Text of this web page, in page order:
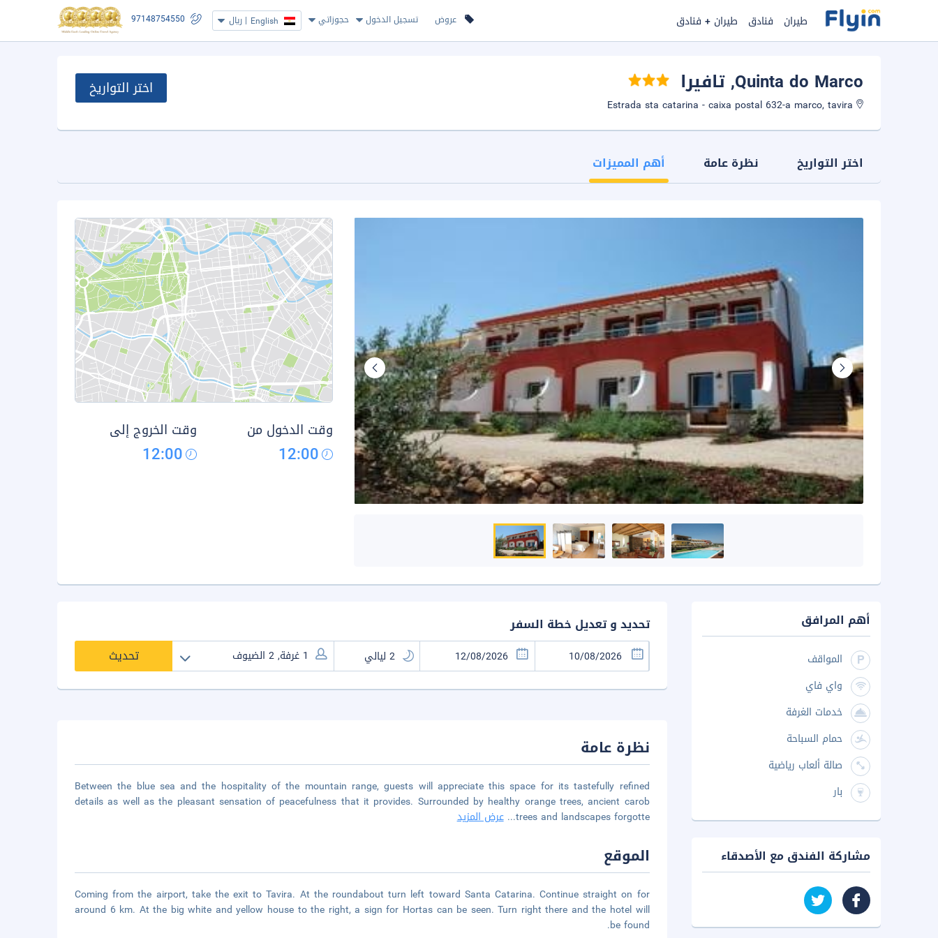
عروض تسجيل الدخول حجوزاتي English
| ريال 97148754550 طيران فنادق طيران + فنادق
Quinta do Marco, تافيرا اختر التواريخ
اختر التواريخ نظرة عامة أهم المميزات
وقت الدخول من
12:00
وقت الخروج إلى
12:00
تحديد و تعديل خطة السفر
تحديث
نظرة عامة
Between the blue sea and the hospitality of the mountain range, guests will appreciate this space for its tastefully refined
details as well as the pleasant sensation of peacefulness that it provides. Surrounded by healthy orange trees, ancient carob
trees and landscapes forgotte
...عرض المزيد
الموقع
Coming from the airport, take the exit to Tavira. At the roundabout turn left toward Santa Catarina. Continue straight on for
around 6 km. At the big white and yellow house to the right, a sign for Hortas can be seen. Turn right there and the hotel will
be found.
أهم المرافق
المواقف
واي فاي
خدمات الغرفة
حمام السباحة
صالة ألعاب رياضية
بار
مشاركة الفندق مع الأصدقاء